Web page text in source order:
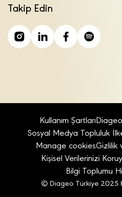
Takip Edin
Kullanım Şartları
Sosyal Medya Topluluk
Manage cookiesGizlilik
Kişisel Verilerinizi
Bilgi Toplumu
© Diageo Türkiye 2025